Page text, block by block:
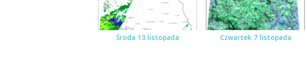
Środa 13 listopada Czwartek 7 listopada